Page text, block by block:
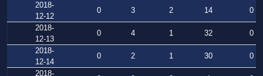
2018-
12-12
0 3 2 14
0
2018-
12-13
0 4 1 32
0
2018-
12-14
0 2 1 30
0
2018-